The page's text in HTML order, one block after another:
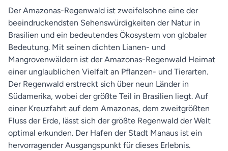
Der Amazonas-Regenwald ist zweifelsohne eine der
beeindruckendsten Sehenswürdigkeiten der Natur in
Brasilien und ein bedeutendes Ökosystem von globaler
Bedeutung. Mit seinen dichten Lianen- und
Mangrovenwäldern ist der Amazonas-Regenwald Heimat
einer unglaublichen Vielfalt an Pflanzen- und Tierarten.
Der Regenwald erstreckt sich über neun Länder in
Südamerika, wobei der größte Teil in Brasilien liegt. Auf
einer Kreuzfahrt auf dem Amazonas, dem zweitgrößten
Fluss der Erde, lässt sich der größte Regenwald der Welt
optimal erkunden. Der Hafen der Stadt Manaus ist ein
hervorragender Ausgangspunkt für dieses Erlebnis.